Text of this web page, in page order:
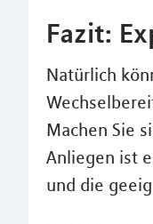
Fazit:
Natürlich
Machen Sie
Anliegen ist
und die